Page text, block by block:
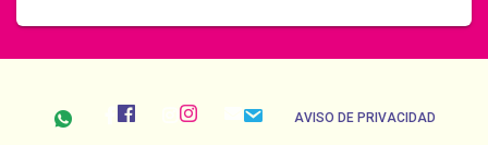
AVISO DE PRIVACIDAD